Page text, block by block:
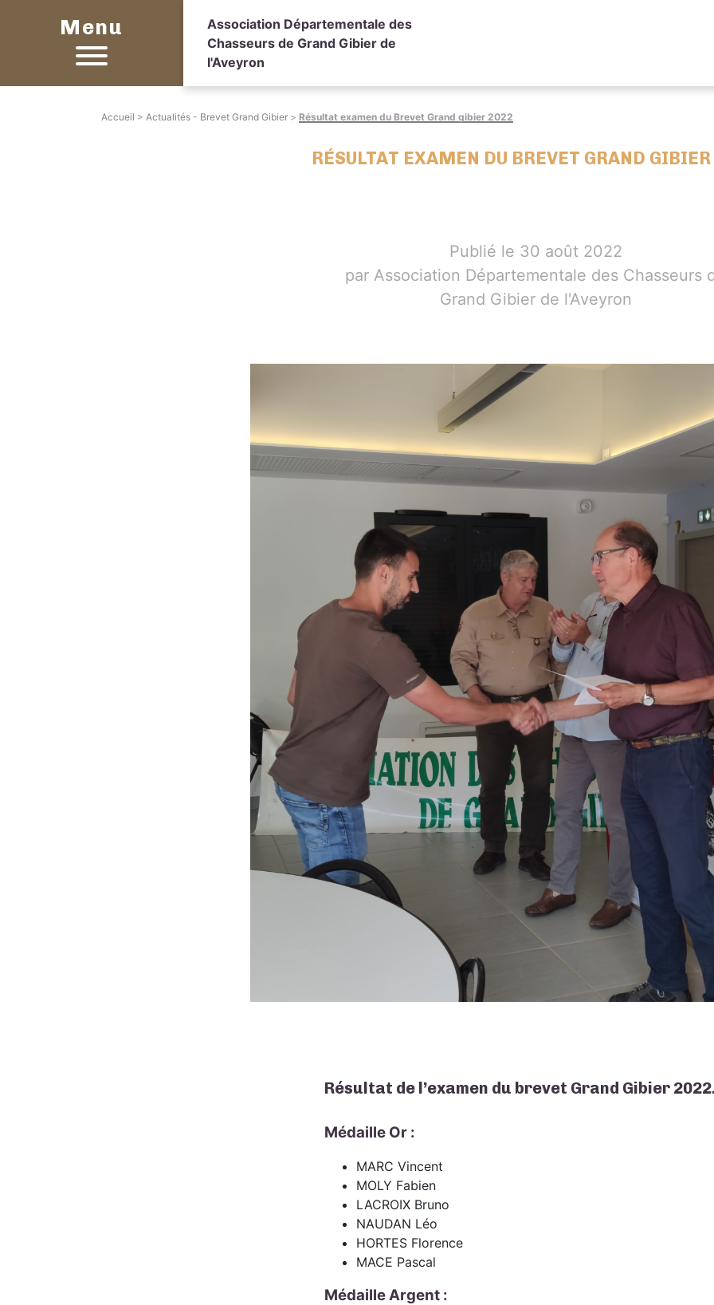
Menu
Association Départementale des
Chasseurs de Grand Gibier de
l'Aveyron
Accueil > Actualités - Brevet Grand Gibier > Résultat examen du Brevet Grand gibier 2022
RÉSULTAT EXAMEN DU BREVET GRAND
Publié le 30 août 2022
par Association Départementale des Chasseurs
Grand Gibier de l'Aveyron
Résultat de l’examen du brevet Grand Gibier
Médaille Or :
MARC Vincent
MOLY Fabien
LACROIX Bruno
NAUDAN Léo
HORTES Florence
MACE Pascal
Médaille Argent :